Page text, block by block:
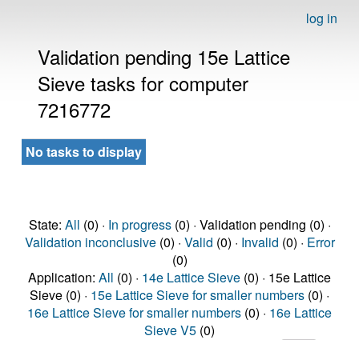
log in
Validation pending 15e Lattice
Sieve tasks for computer
7216772
No tasks to display
State: All (0) · In progress(0) · Validation pending (0) ·
Validation inconclusive(0) · Valid (0) · Invalid (0) · Error
(0)
Application: All (0) · 14e Lattice Sieve (0) · 15e Lattice
Sieve (0) · 15e Lattice Sieve for smaller numbers (0) ·
16e Lattice Sieve for smaller numbers (0) · 16e Lattice
Sieve V5 (0)